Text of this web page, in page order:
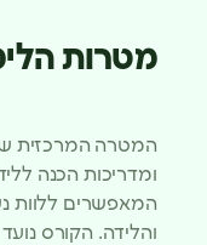
מטרות
המטרה המרכזית
ומדריכות הכנה
המאפשרים ללוות
והלידה. הקורס